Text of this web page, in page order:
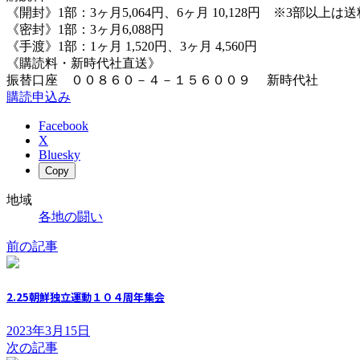
《開封》1部：3ヶ月5,064円、6ヶ月 10,128円 ※3部以上は送
《密封》1部：3ヶ月6,088円
《手渡》1部：1ヶ月 1,520円、3ヶ月 4,560円
《購読料・新時代社直送》
振替口座 ００８６０－４－１５６００９ 新時代社
購読申込み
Facebook
X
Bluesky
Copy
地域
各地の闘い
前の記事
2.25朝鮮独立運動１０４周年集会
2023年3月15日
次の記事